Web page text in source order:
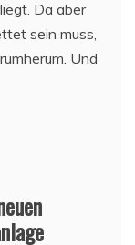
Da aber
sein muss,
Und